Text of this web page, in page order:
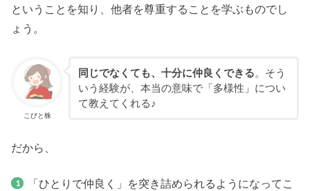
ということを知り、他者を尊重することを学ぶものでし
ょう。
こびと株
同じでなくても、十分に仲良くできる。そう
いう経験が、本当の意味で「多様性」につい
て教えてくれる♪
だから、
「ひとりで仲良く」を突き詰められるようになってこ